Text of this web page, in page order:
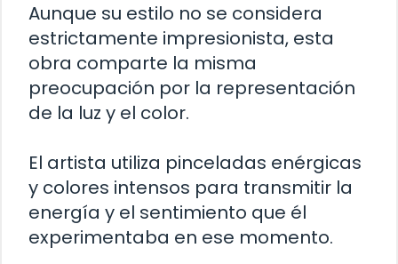
Aunque su estilo no se considera
estrictamente impresionista, esta
obra comparte la misma
preocupación por la representación
de la luz y el color.
El artista utiliza pinceladas enérgicas
y colores intensos para transmitir la
energía y el sentimiento que él
experimentaba en ese momento.